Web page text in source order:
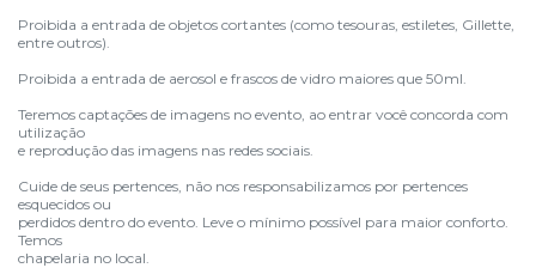
Proibida a entrada de objetos cortantes (como tesouras, estiletes, Gillette,
entre outros).
Proibida a entrada de aerosol e frascos de vidro maiores que 50ml.
Teremos captações de imagens no evento, ao entrar você concorda com
utilização
e reprodução das imagens nas redes sociais.
Cuide de seus pertences, não nos responsabilizamos por pertences
esquecidos ou
perdidos dentro do evento. Leve o mínimo possível para maior conforto.
Temos
chapelaria no local.